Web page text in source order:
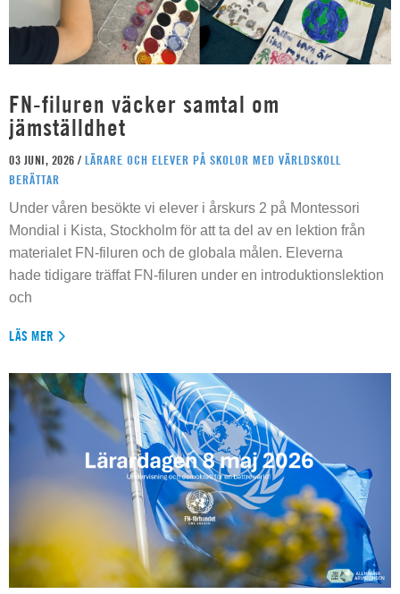
FN-filuren väcker samtal om
jämställdhet
03 JUNI, 2026 / LÄRARE OCH ELEVER PÅ SKOLOR MED VÄRLDSKOLL
BERÄTTAR
Under våren besökte vi elever i årskurs 2 på Montessori
Mondial i Kista, Stockholm för att ta del av en lektion från
materialet FN-filuren och de globala målen. Eleverna
hade tidigare träffat FN-filuren under en introduktionslektion
och
LÄS MER